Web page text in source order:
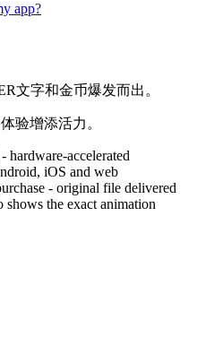
app?
文字和金币爆发而出。
验增添活力。
hardware-accelerated
iOS and web
- original file delivered
the exact animation